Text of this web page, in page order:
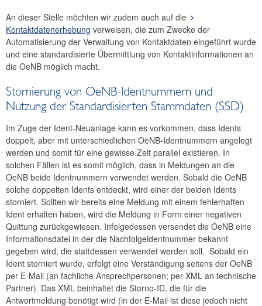
An dieser Stelle möchten wir zudem auch auf die
Kontaktdatenerhebung verweisen, die zum Zwecke der
Automatisierung der Verwaltung von Kontaktdaten eingeführt wurde
und eine standardisierte Übermittlung von Kontaktinformationen an
die OeNB möglich macht.
Stornierung von OeNB-Identnummern und
Nutzung der Standardisierten Stammdaten (SSD)
Im Zuge der Ident-Neuanlage kann es vorkommen, dass Idents
doppelt, aber mit unterschiedlichen OeNB-Identnummern angelegt
werden und somit für eine gewisse Zeit parallel existieren. In
solchen Fällen ist es somit möglich, dass in Meldungen an die
OeNB beide Identnummern verwendet werden. Sobald die OeNB
solche doppelten Idents entdeckt, wird einer der beiden Idents
storniert. Sollten wir bereits eine Meldung mit einem fehlerhaften
Ident erhalten haben, wird die Meldung in Form einer negativen
Quittung zurückgewiesen. Infolgedessen versendet die OeNB eine
Informationsdatei in der die Nachfolgeidentnummer bekannt
gegeben wird, die stattdessen verwendet werden soll. Sobald ein
Ident storniert wurde, erfolgt eine Verständigung seitens der OeNB
per E-Mail (an fachliche Ansprechpersonen; per XML an technische
Partner). Das XML beinhaltet die Storno-ID, die für die
Antwortmeldung benötigt wird (in der E-Mail ist diese jedoch nicht